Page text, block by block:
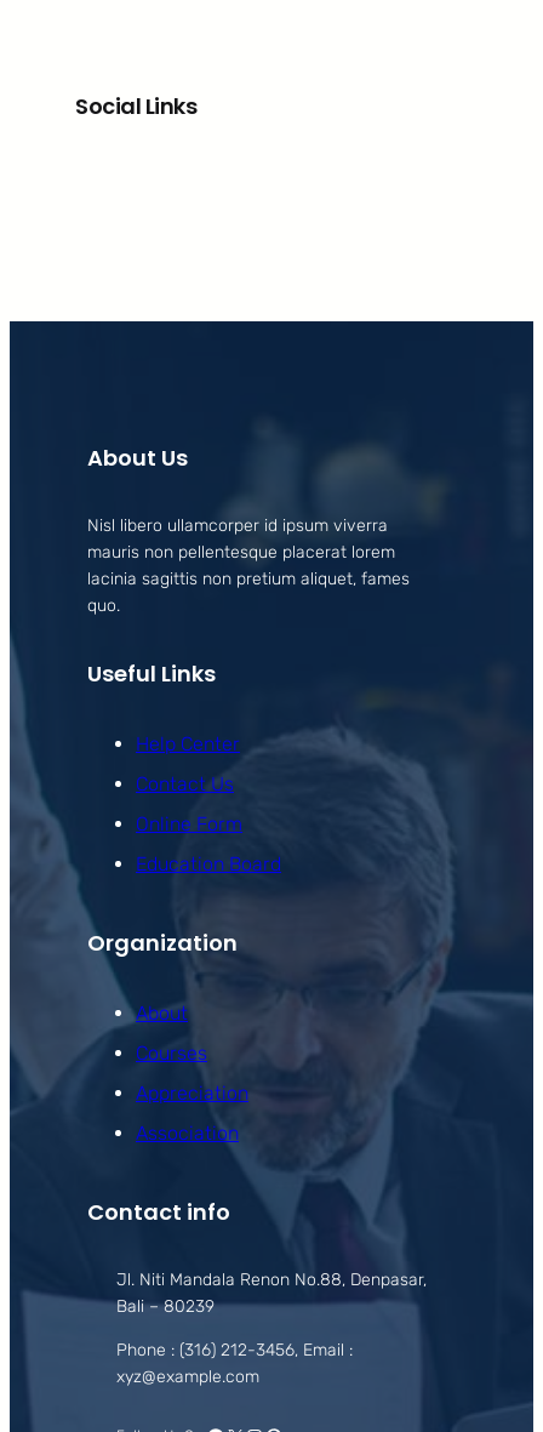
Social Links
About Us
Nisl libero ullamcorper id ipsum viverra
mauris non pellentesque placerat lorem
lacinia sagittis non pretium aliquet, fames
quo.
Useful Links
Help Center
Contact Us
Online Form
Education Board
Organization
About
Courses
Appreciation
Association
Contact info
Jl. Niti Mandala Renon No.88, Denpasar,
Bali – 80239
Phone : (316) 212-3456, Email :
xyz@example.com